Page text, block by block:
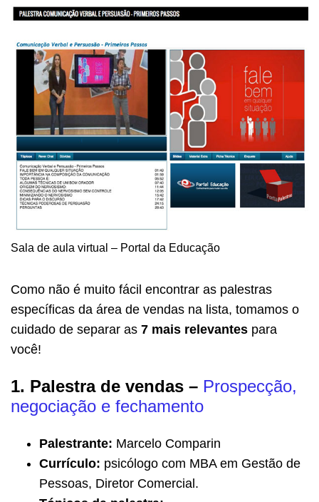
Sala de aula virtual – Portal da Educação
Como não é muito fácil encontrar as palestras
específicas da área de vendas na lista, tomamos o
cuidado de separar as 7 mais relevantes para
você!
1. Palestra de vendas – Prospecção,
negociação e fechamento
Palestrante: Marcelo Comparin
Currículo: psicólogo com MBA em Gestão de
Pessoas, Diretor Comercial.